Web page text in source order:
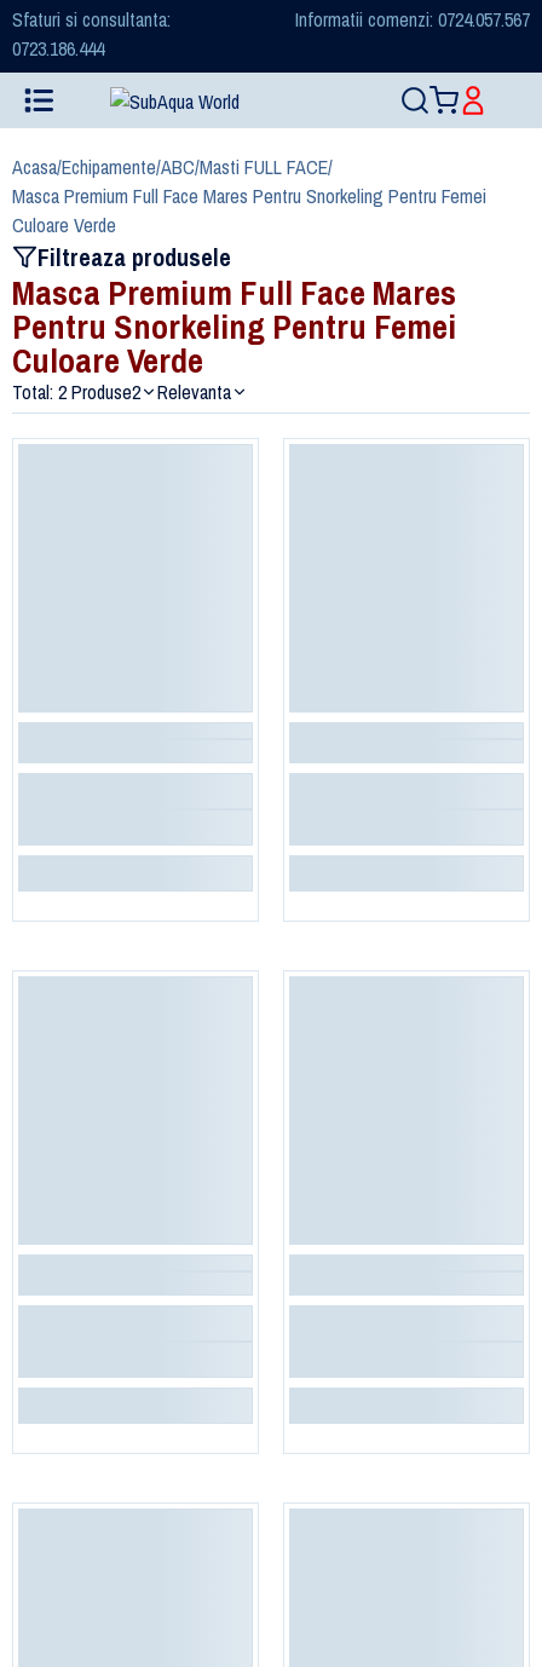
Sfaturi si consultanta:
0723.186.444
Informatii comenzi: 0724.057.567
Acasa/Echipamente/ABC/Masti FULL FACE/
Masca Premium Full Face Mares Pentru Snorkeling Pentru Femei
Culoare Verde
Filtreaza produsele
Masca Premium Full Face Mares
Pentru Snorkeling Pentru Femei
Culoare Verde
Total: 2 Produse2 Relevanta